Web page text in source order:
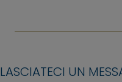
LASCIATECI UN